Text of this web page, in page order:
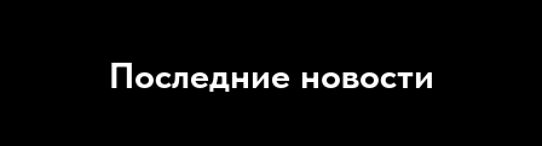
Последние новости